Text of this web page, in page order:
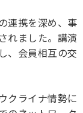
連携を深め、事
れました。講演
、会員相互の交
クライナ情勢に